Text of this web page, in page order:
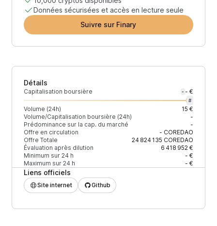
Données sécurisées et accès en lecture seule
Suivre sur Finary
Détails
Capitalisation boursière - - €
#
Volume (24h)
15 €
Volume/Capitalisation boursière (24h)
-
Prédominance sur la cap. du marché
-
Offre en circulation
- COREDAO
Offre Totale
24 824 135 COREDAO
Évaluation après dilution
6 418 952 €
Minimum sur 24 h
- €
Maximum sur 24 h
- €
Liens officiels
Site internet Github